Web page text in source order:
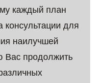
каждый план
консультации для
наилучшей
Вас продолжить